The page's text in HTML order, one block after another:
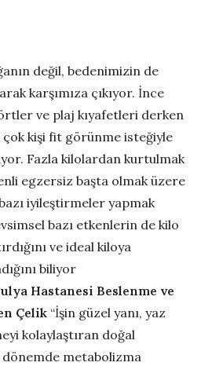
değil, bedenimizin de
karşımıza çıkıyor. İnce
ve plaj kıyafetleri derken
çok kişi fit görünme isteğiyle
Fazla kilolardan kurtulmak
egzersiz başta olmak üzere
iyileştirmeler yapmak
bazı etkenlerin de kilo
ve ideal kiloya
biliyor
Hastanesi Beslenme ve
Çelik “İşin güzel yanı, yaz
kolaylaştıran doğal
metabolizma